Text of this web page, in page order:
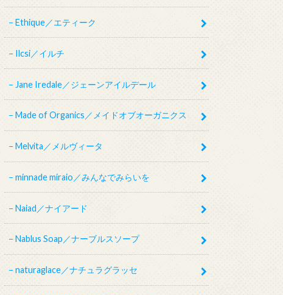
Ethique／エティーク
Ilcsi／イルチ
Jane Iredale／ジェーンアイルデール
Made of Organics／メイドオブオーガニクス
Melvita／メルヴィータ
minnade miraio／みんなでみらいを
Naiad／ナイアード
Nablus Soap／ナーブルスソープ
naturaglace／ナチュラグラッセ